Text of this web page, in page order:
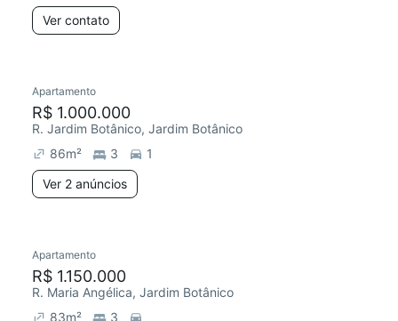
Ver contato
Apartamento
R$ 1.000.000
R. Jardim Botânico, Jardim Botânico
86m² 3
1
Ver 2 anúncios
Apartamento
R$ 1.150.000
R. Maria Angélica, Jardim Botânico
83m² 3